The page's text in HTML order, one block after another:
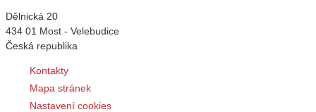
Dělnická 20
434 01 Most - Velebudice
Česká republika
Kontakty
Mapa stránek
Nastavení cookies